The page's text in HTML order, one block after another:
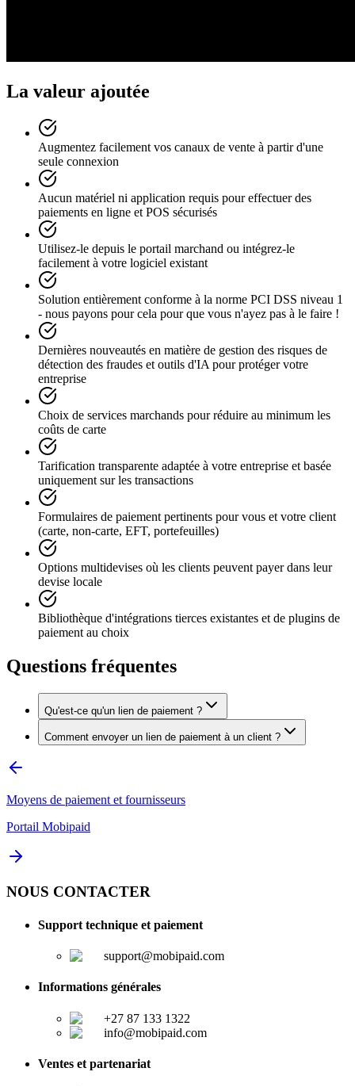
La valeur ajoutée
Augmentez facilement vos canaux de vente à partir d'une
seule connexion
Aucun matériel ni application requis pour effectuer des
paiements en ligne et POS sécurisés
Utilisez-le depuis le portail marchand ou intégrez-le
facilement à votre logiciel existant
Solution entièrement conforme à la norme PCI DSS niveau 1
- nous payons pour cela pour que vous n'ayez pas à le faire !
Dernières nouveautés en matière de gestion des risques de
détection des fraudes et outils d'IA pour protéger votre
entreprise
Choix de services marchands pour réduire au minimum les
coûts de carte
Tarification transparente adaptée à votre entreprise et basée
uniquement sur les transactions
Formulaires de paiement pertinents pour vous et votre client
(carte, non-carte, EFT, portefeuilles)
Options multidevises où les clients peuvent payer dans leur
devise locale
Bibliothèque d'intégrations tierces existantes et de plugins de
paiement au choix
Questions fréquentes
Qu'est-ce qu'un lien de paiement ?
Comment envoyer un lien de paiement à un client ?
Moyens de paiement et fournisseurs
Portail Mobipaid
NOUS CONTACTER
Support technique et paiement
support@mobipaid.com
Informations générales
+27 87 133 1322
info@mobipaid.com
Ventes et partenariat